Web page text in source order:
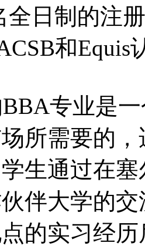
全日制的注
和Equis
专业是
所需要的
生通过在
伴大学的
的实习经